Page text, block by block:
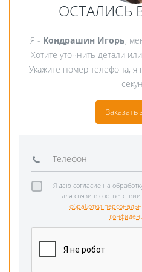
ОСТАЛИСЬ
Я - Кондрашин Игорь,
Хотите уточнить детали
Укажите номер телефона,
Заказать
Я даю согласие на
для связи в соответствии
обработки